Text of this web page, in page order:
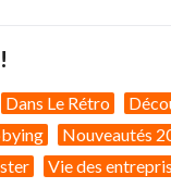
Dans Le Rétro
Nouveautés
Vie des